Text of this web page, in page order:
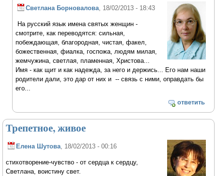
Светлана Борновалова, 18/02/2013 - 18:43
На русский язык имена святых женщин -
смотрите, как переводятся: сильная,
побеждающая, благородная, чистая, факел,
божественная, фиалка, госпожа, людям милая,
жемчужина, светлая, пламенная, Христова...
Имя - как щит и как надежда, за него и держись... Его нам наши
родители дали, это дар от них и -- связь с ними, оправдать бы
его...
ответить
Трепетное, живое
Елена Шутова, 18/02/2013 - 00:16
стихотворение-чувство - от сердца к сердцу,
Светлана, воистину свет.